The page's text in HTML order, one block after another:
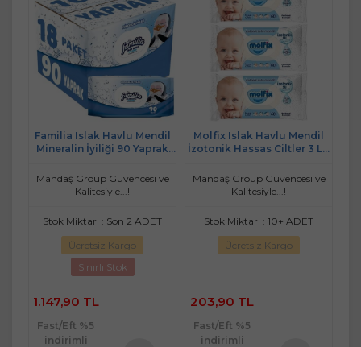
Familia Islak Havlu Mendil
Mineralin İyiliği 90 Yaprak
1620 Yaprak
Mandaş Group Güvencesi ve
Kalitesiyle...!
Stok Miktarı : Son 2 ADET
Ücretsiz Kargo
Sınırlı Stok
1.147,90 TL
Fast/Eft %5
indirimli
Molfix Islak Havlu Mendil
İzotonik Hassas Ciltler 3 Lü
Kapaklı
Mandaş Group Güvencesi ve
Kalitesiyle...!
Stok Miktarı : 10+ ADET
Ücretsiz Kargo
203,90 TL
Fast/Eft %5
indirimli